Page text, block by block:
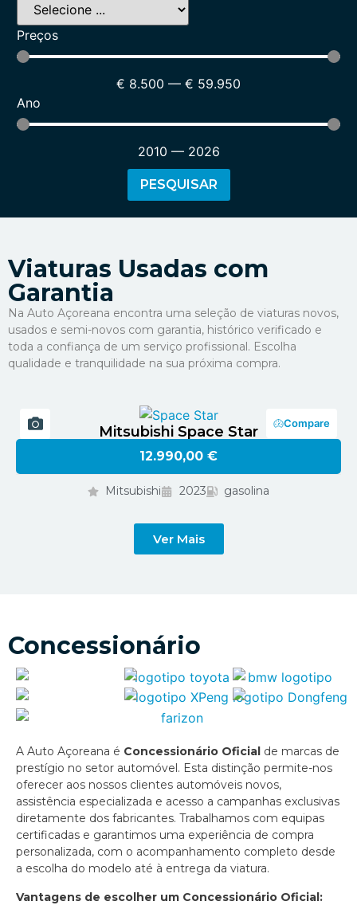
Preços
€ 8.500 — € 59.950
Ano
2010 — 2026
PESQUISAR
Viaturas Usadas com
Garantia
Na Auto Açoreana encontra uma seleção de viaturas novos,
usados e semi-novos com garantia, histórico verificado e
toda a confiança de um serviço profissional. Escolha
qualidade e tranquilidade na sua próxima compra.
Compare
Mitsubishi Space Star
12.990,00 €
Mitsubishi 2023 gasolina
Ver Mais
Concessionário
A Auto Açoreana é Concessionário Oficial de marcas de
prestígio no setor automóvel. Esta distinção permite-nos
oferecer aos nossos clientes automóveis novos,
assistência especializada e acesso a campanhas exclusivas
diretamente dos fabricantes. Trabalhamos com equipas
certificadas e garantimos uma experiência de compra
personalizada, com o acompanhamento completo desde
a escolha do modelo até à entrega da viatura.
Vantagens de escolher um Concessionário Oficial: